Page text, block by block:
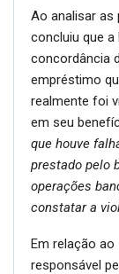
Ao analisar as
concluiu que
concordância
empréstimo
realmente foi
em seu
que houve
prestado pelo
operações
constatar a
Em relação ao
responsável